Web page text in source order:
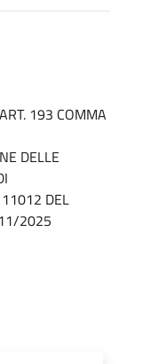
193 COMMA
DELLE
11012 DEL
2025